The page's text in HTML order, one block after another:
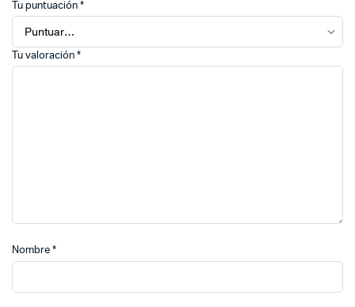
Tu puntuación *
Tu valoración *
Nombre *